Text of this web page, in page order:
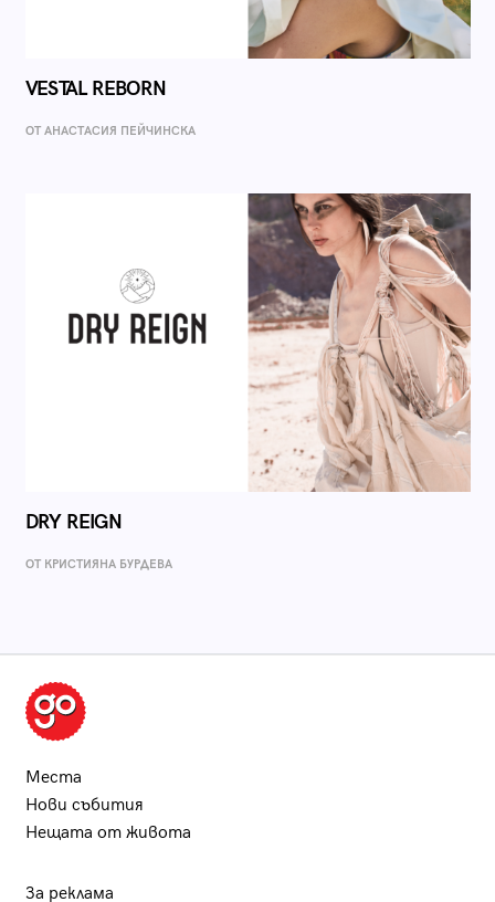
VESTAL REBORN
ОТ AНАСТАСИЯ ПЕЙЧИНСКА
DRY REIGN
ОТ КРИСТИЯНА БУРДЕВА
Места
Нови събития
Нещата от живота
За реклама